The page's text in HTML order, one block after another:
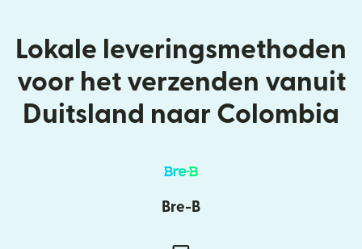
Lokale leveringsmethoden
voor het verzenden vanuit
Duitsland naar Colombia
Bre-B